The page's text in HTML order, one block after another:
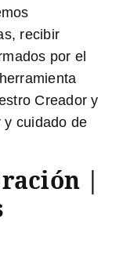
recibir
por el
Creador y
y cuidado de
|